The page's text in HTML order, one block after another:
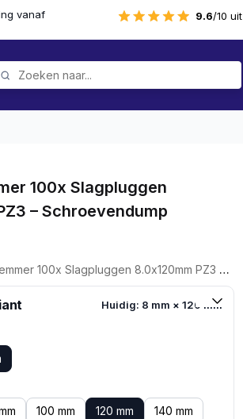
vanaf
9.6/10 uit
100x Slagpluggen
– Schroevendump
100x Slagpluggen 8.0x120mm PZ3 - Schroevendump
Huidig: 8 mm × 120 mm
100 mm 120 mm 140 mm